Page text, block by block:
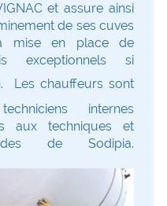
et assure ainsi
de ses cuves
mise en place de
exceptionnels si
Les chauffeurs sont
internes
aux techniques et
de Sodipia.